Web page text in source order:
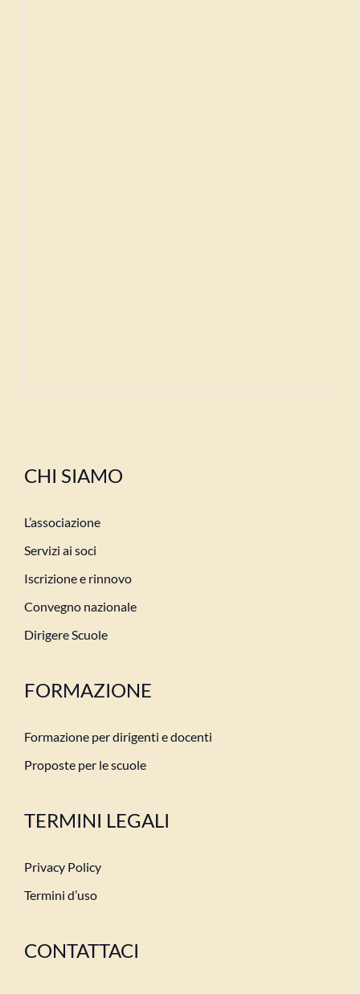
CHI SIAMO
L’associazione
Servizi ai soci
Iscrizione e rinnovo
Convegno nazionale
Dirigere Scuole
FORMAZIONE
Formazione per dirigenti e docenti
Proposte per le scuole
TERMINI LEGALI
Privacy Policy
Termini d’uso
CONTATTACI